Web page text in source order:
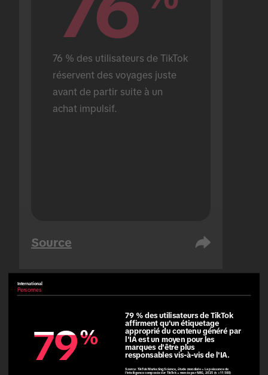
76 % des utilisateurs de TikTok
réservent des voyages juste
avant de partir suite à un
achat impulsif.
Source
International
Personnes
79%
79%
79 % des utilisateurs de TikTok
affirment qu'un étiquetage
approprié du contenu généré par
l'IA est un moyen pour les
marques d'être plus
responsables vis-à-vis de l'IA.
Source: TikTok Marketing Science, étude mondiale « La puissance de
l'intelligence composée sur TikTok » menée par NRG, 2025 (n = 11 500)